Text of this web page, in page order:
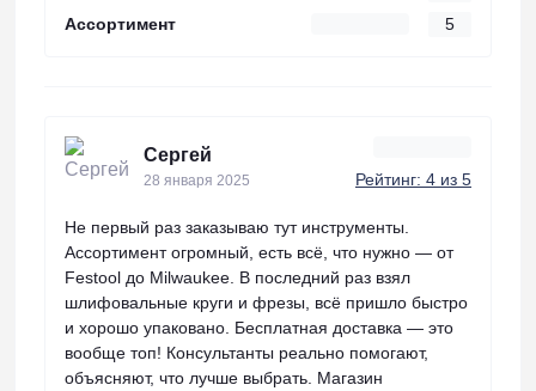
Ассортимент
5
Сергей
28 января 2025 Рейтинг: 4 из 5
Не первый раз заказываю тут инструменты.
Ассортимент огромный, есть всё, что нужно — от
Festool до Milwaukee. В последний раз взял
шлифовальные круги и фрезы, всё пришло быстро
и хорошо упаковано. Бесплатная доставка — это
вообще топ! Консультанты реально помогают,
объясняют, что лучше выбрать. Магазин